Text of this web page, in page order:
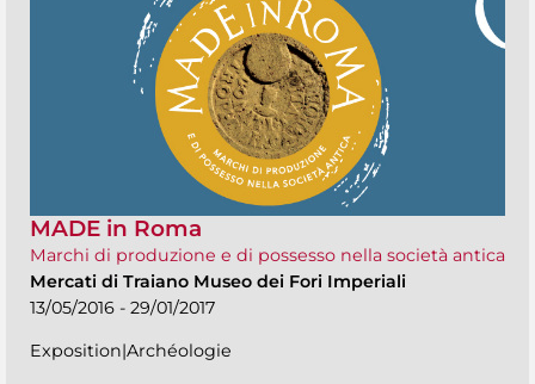
MADE in Roma
Marchi di produzione e di possesso nella società antica
Mercati di Traiano Museo dei Fori Imperiali
13/05/2016 - 29/01/2017
Exposition|Archéologie